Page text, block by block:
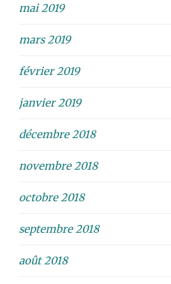
mai 2019
mars 2019
février 2019
janvier 2019
décembre 2018
novembre 2018
octobre 2018
septembre 2018
août 2018